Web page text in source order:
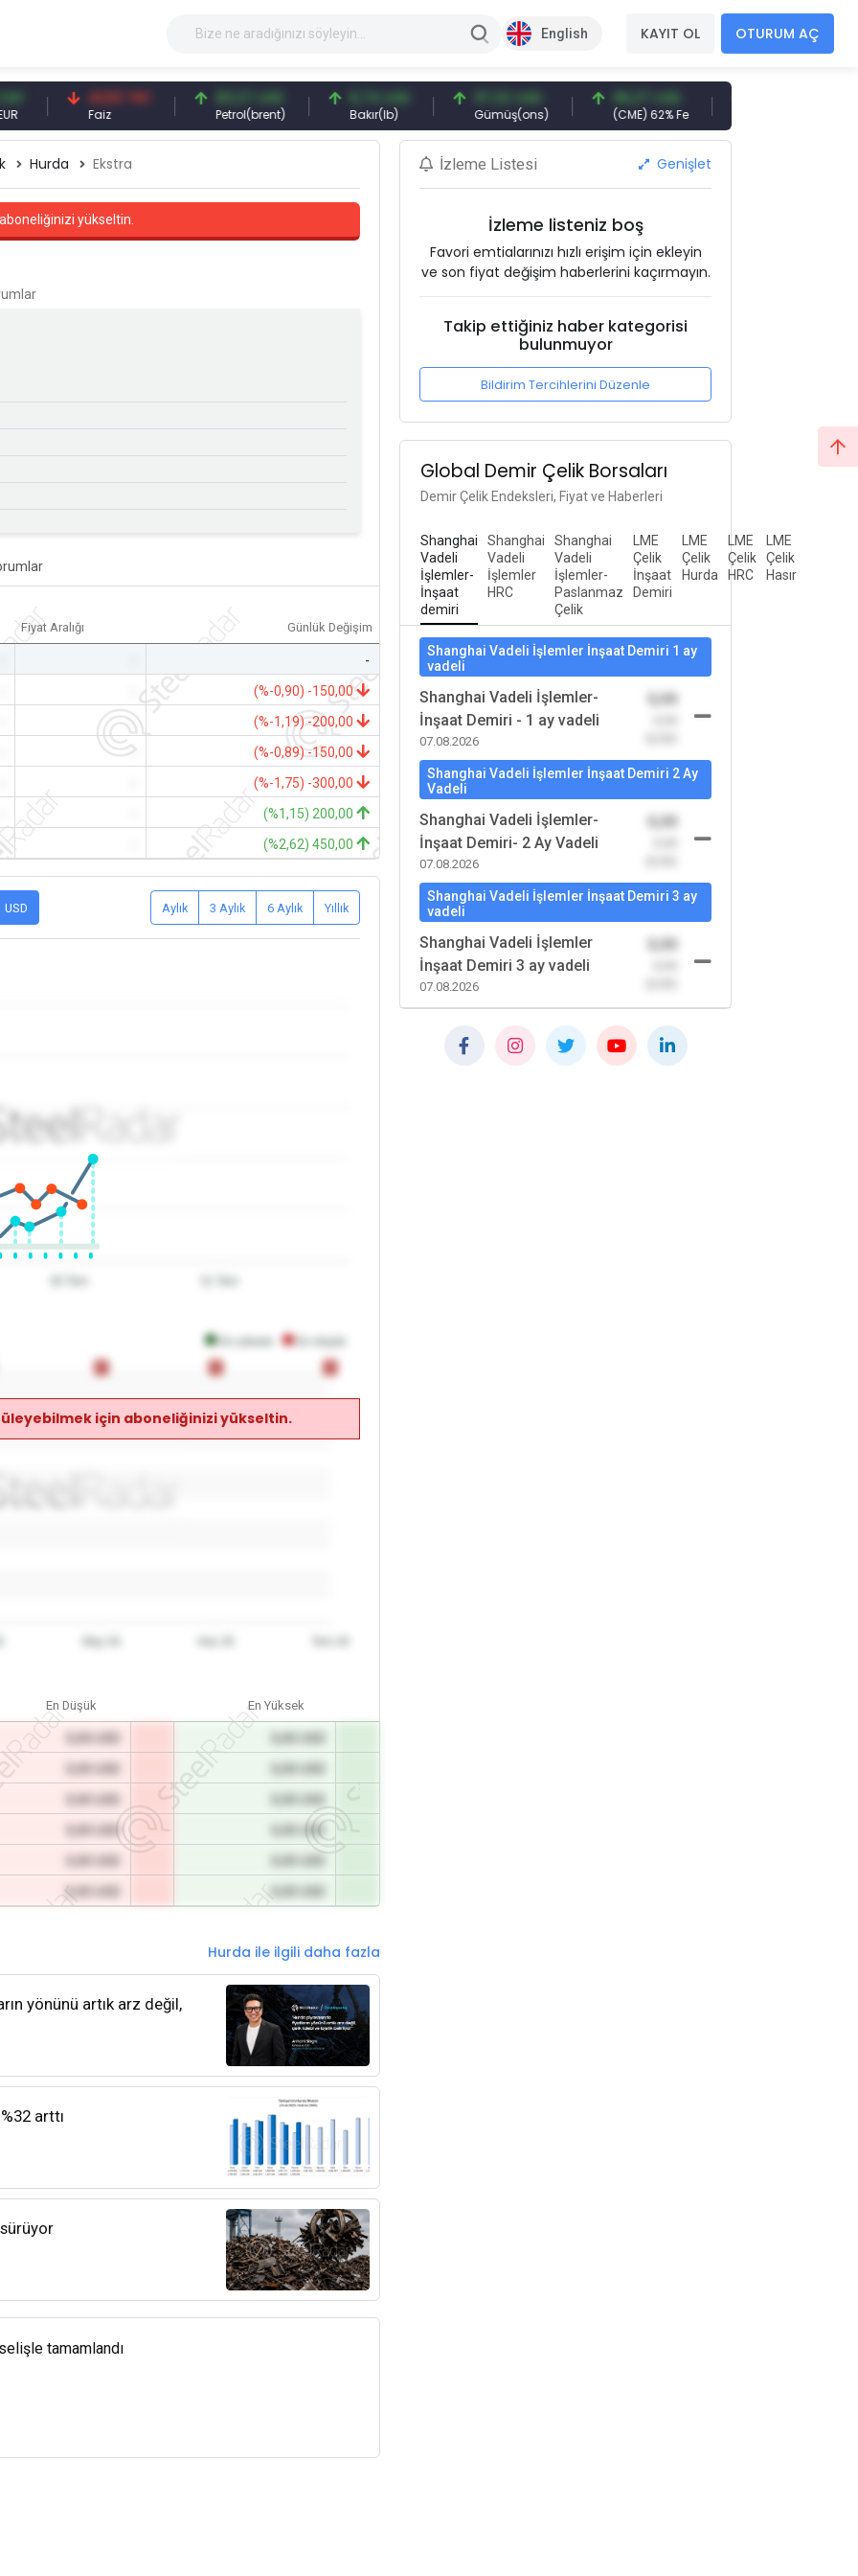
English KAYIT OL OTURUM AÇ
41,53 TRY
Faiz
83,27 USD
Petrol(brent)
6,74 USD
Bakır(lb)
97,32 USD
Gümüş(ons)
96,27 USD
(CME) 62% Fe
377,25 USD
Gemi Söküm
Hurda Ekstra
yükseltin.
Fiyat Aralığı Günlük Değişim
-
(%-0,90) -150,00
-
(%-1,19) -200,00
-
(%-0,89) -150,00
(%-1,75) -300,00
(%1,15) 200,00
- (%2,62) 450,00
USD Aylık 3 Aylık 6 Aylık Yıllık
için aboneliğinizi yükseltin.
0 0 0
0 0 0
En Düşük En Yüksek
0,00 USD
0,00 USD
Hurda ile ilgili daha fazla
yönünü artık arz değil,
arttı
tamamlandı
İzleme Listesi Genişlet
İzleme listeniz boş
Favori emtialarınızı hızlı erişim için ekleyin
ve son fiyat değişim haberlerini kaçırmayın.
Takip ettiğiniz haber kategorisi
bulunmuyor
Bildirim Tercihlerini Düzenle
Global Demir Çelik Borsaları
Demir Çelik Endeksleri, Fiyat ve Haberleri
Shanghai
Vadeli
İşlemler-
İnşaat
demiri
Shanghai
Vadeli
İşlemler
HRC
Shanghai
Vadeli
İşlemler-
Paslanmaz
Çelik
LME
Çelik
İnşaat
Demiri
LME
Çelik
Hurda
LME
Çelik
HRC
LME
Çelik
Hasır
Shanghai Vadeli İşlemler İnşaat Demiri 1 ay
vadeli
Shanghai Vadeli İşlemler-
İnşaat Demiri - 1 ay vadeli
07.08.2026
Shanghai Vadeli İşlemler İnşaat Demiri 2 Ay
Vadeli
Shanghai Vadeli İşlemler-
İnşaat Demiri- 2 Ay Vadeli
07.08.2026
Shanghai Vadeli İşlemler İnşaat Demiri 3 ay
vadeli
Shanghai Vadeli İşlemler
İnşaat Demiri 3 ay vadeli
07.08.2026